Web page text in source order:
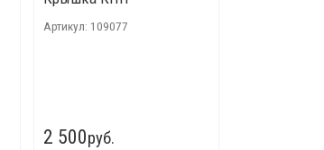
Артикул: 109077
2 500руб.